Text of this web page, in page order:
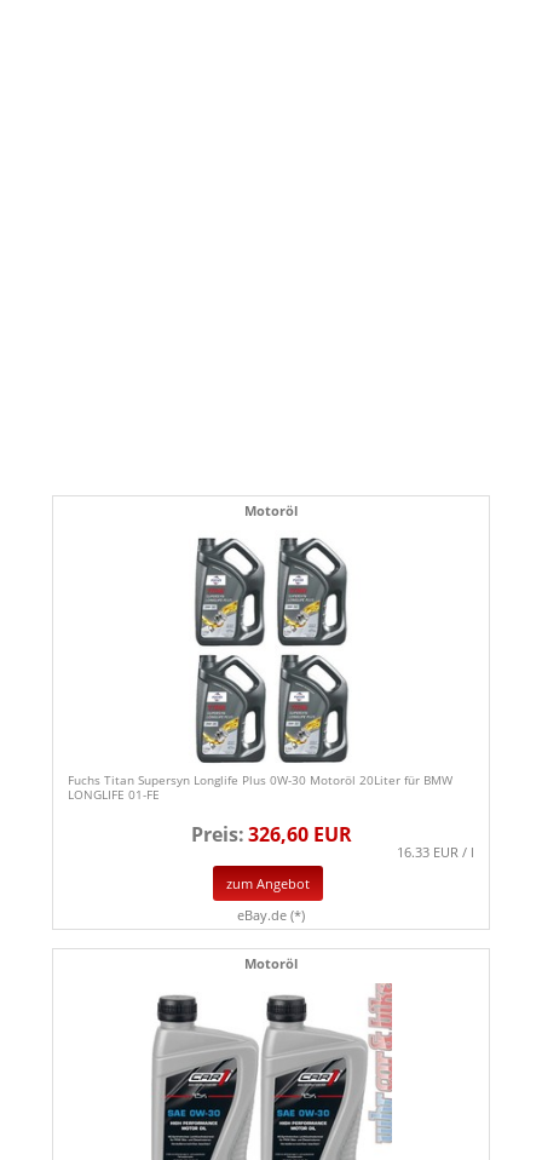
Motoröl
Fuchs Titan Supersyn Longlife Plus 0W-30 Motoröl 20Liter für BMW
LONGLIFE 01-FE
Preis:326,60 EUR
16.33 EUR / l
zum Angebot
eBay.de (*)
Motoröl